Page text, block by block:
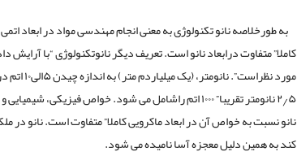
به طورخلاصه نانو تکنولوژی به معنی انجام مهندسی مواد در ابعاد
کاملا” متفاوت درابعاد نانو است. تعریف دیگر نانوتکنولوژی “با
مورد
۲٫۵ نانومتر تقریبا” ۱۰۰۰ اتم راشامل می شود. خواص
نانو نسبت به خواص آن در ابعاد ماکرویی کاملا” متفاوت است. نانو در
کند به همین دلیل معجزه آسا نامیده می شود.